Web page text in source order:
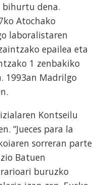
bihurtu dena.
Atochako
laboralistaren
epailea eta
1 zenbakiko
1993an Madrilgo
Kontseilu
“Jueces para la
sorreran parte
Batuen
buruzko